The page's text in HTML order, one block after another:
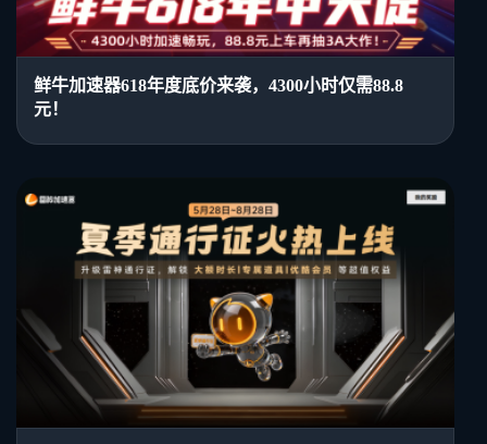
鲜牛加速器618年度底价来袭，4300小时仅需88.8
元！